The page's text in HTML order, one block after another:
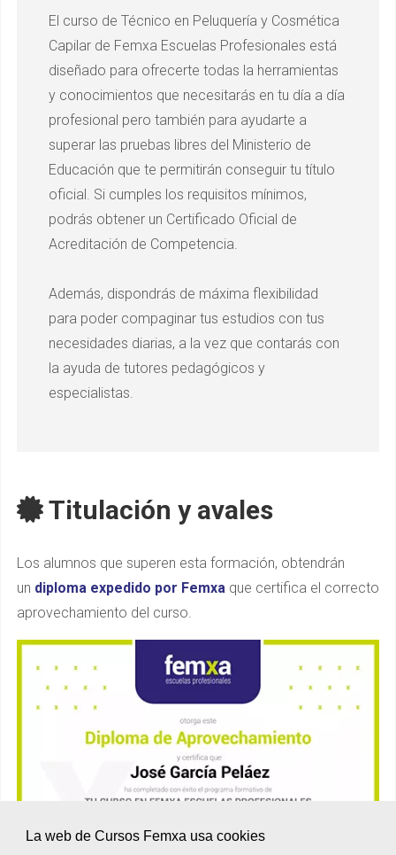
La web de Cursos Femxa usa cookies
El curso de Técnico en Peluquería y Cosmética
Capilar de Femxa Escuelas Profesionales está
diseñado para ofrecerte todas la herramientas
y conocimientos que necesitarás en tu día a día
profesional pero también para ayudarte a
superar las pruebas libres del Ministerio de
Educación que te permitirán conseguir tu título
oficial. Si cumples los requisitos mínimos,
podrás obtener un Certificado Oficial de
Acreditación de Competencia.
Además, dispondrás de máxima flexibilidad
para poder compaginar tus estudios con tus
necesidades diarias, a la vez que contarás con
la ayuda de tutores pedagógicos y
especialistas.
Titulación y avales
Los alumnos que superen esta formación, obtendrán
un diploma expedido por Femxa que certifica el correcto
aprovechamiento del curso.